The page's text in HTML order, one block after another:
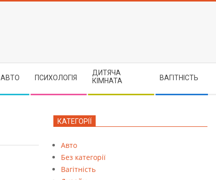
АВТО ПСИХОЛОГІЯ
ДИТЯЧА
КІМНАТА
ВАГІТНІСТЬ
КАТЕГОРІЇ
Авто
Без категорії
Вагітність